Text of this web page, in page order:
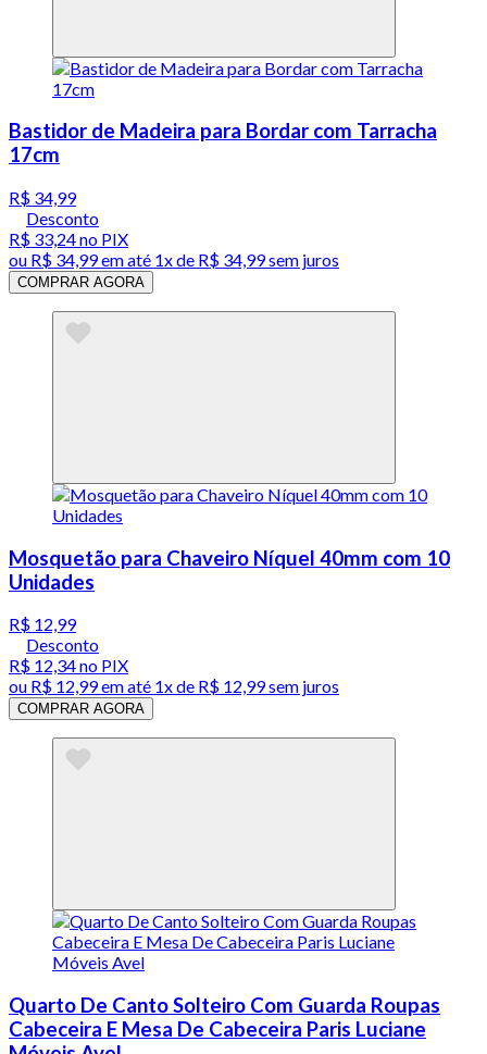
Bastidor de Madeira para Bordar com Tarracha
17cm
R$ 34,99
Desconto
R$ 33,24no PIX
ou R$ 34,99em até 1x de R$ 34,99sem juros
COMPRAR AGORA
Mosquetão para Chaveiro Níquel 40mm com 10
Unidades
R$ 12,99
Desconto
R$ 12,34no PIX
ou R$ 12,99em até 1x de R$ 12,99sem juros
COMPRAR AGORA
Quarto De Canto Solteiro Com Guarda Roupas
Cabeceira E Mesa De Cabeceira Paris Luciane